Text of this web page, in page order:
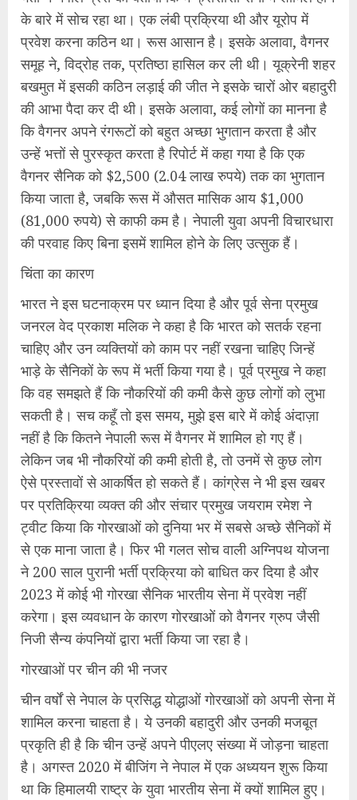
के बारे में सोच रहा था। एक लंबी प्रक्रिया थी और यूरोप में
प्रवेश करना कठिन था। रूस आसान है। इसके अलावा, वैगनर
समूह ने, विद्रोह तक, प्रतिष्ठा हासिल कर ली थी। यूक्रेनी शहर
बखमुत में इसकी कठिन लड़ाई की जीत ने इसके चारों ओर बहादुरी
की आभा पैदा कर दी थी। इसके अलावा, कई लोगों का मानना ​​है
कि वैगनर अपने रंगरूटों को बहुत अच्छा भुगतान करता है और
उन्हें भत्तों से पुरस्कृत करता है रिपोर्ट में कहा गया है कि एक
वैगनर सैनिक को $2,500 (2.04 लाख रुपये) तक का भुगतान
किया जाता है, जबकि रूस में औसत मासिक आय $1,000
(81,000 रुपये) से काफी कम है। नेपाली युवा अपनी विचारधारा
की परवाह किए बिना इसमें शामिल होने के लिए उत्सुक हैं।
चिंता का कारण
भारत ने इस घटनाक्रम पर ध्यान दिया है और पूर्व सेना प्रमुख
जनरल वेद प्रकाश मलिक ने कहा है कि भारत को सतर्क रहना
चाहिए और उन व्यक्तियों को काम पर नहीं रखना चाहिए जिन्हें
भाड़े के सैनिकों के रूप में भर्ती किया गया है। पूर्व प्रमुख ने कहा
कि वह समझते हैं कि नौकरियों की कमी कैसे कुछ लोगों को लुभा
सकती है। सच कहूँ तो इस समय, मुझे इस बारे में कोई अंदाज़ा
नहीं है कि कितने नेपाली रूस में वैगनर में शामिल हो गए हैं।
लेकिन जब भी नौकरियों की कमी होती है, तो उनमें से कुछ लोग
ऐसे प्रस्तावों से आकर्षित हो सकते हैं। कांग्रेस ने भी इस खबर
पर प्रतिक्रिया व्यक्त की और संचार प्रमुख जयराम रमेश ने
ट्वीट किया कि गोरखाओं को दुनिया भर में सबसे अच्छे सैनिकों में
से एक माना जाता है। फिर भी गलत सोच वाली अग्निपथ योजना
ने 200 साल पुरानी भर्ती प्रक्रिया को बाधित कर दिया है और
2023 में कोई भी गोरखा सैनिक भारतीय सेना में प्रवेश नहीं
करेगा। इस व्यवधान के कारण गोरखाओं को वैगनर ग्रुप जैसी
निजी सैन्य कंपनियों द्वारा भर्ती किया जा रहा है।
गोरखाओं पर चीन की भी नजर
चीन वर्षों से नेपाल के प्रसिद्ध योद्धाओं गोरखाओं को अपनी सेना में
शामिल करना चाहता है। ये उनकी बहादुरी और उनकी मजबूत
प्रकृति ही है कि चीन उन्हें अपने पीएलए संख्या में जोड़ना चाहता
है। अगस्त 2020 में बीजिंग ने नेपाल में एक अध्ययन शुरू किया
था कि हिमालयी राष्ट्र के युवा भारतीय सेना में क्यों शामिल हुए।